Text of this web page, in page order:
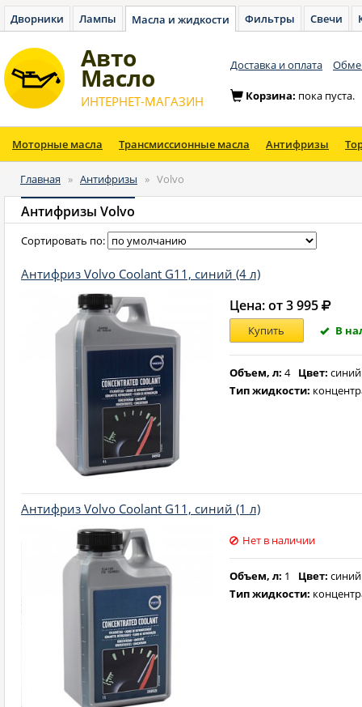
Дворники Лампы Масла и жидкости Фильтры Свечи
Авто
Масло
ИНТЕРНЕТ-МАГАЗИН
Доставка и оплата
Корзина: пока пуста.
Моторные масла Трансмиссионные масла Антифризы
Главная » Антифризы » Volvo
Антифризы Volvo
Сортировать по:
Антифриз Volvo Coolant G11, синий (4 л)
Цена: от 3 995
Купить В
Объем, л: 4 Цвет: синий
Тип жидкости:
Антифриз Volvo Coolant G11, синий (1 л)
Нет в наличии
Объем, л: 1 Цвет: синий
Тип жидкости: